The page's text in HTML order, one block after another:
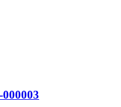
000003